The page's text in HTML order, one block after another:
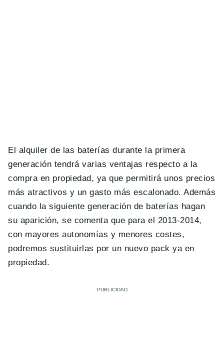
El alquiler de las baterías durante la primera
generación tendrá varias ventajas respecto a la
compra en propiedad, ya que permitirá unos precios
más atractivos y un gasto más escalonado. Además
cuando la siguiente generación de baterías hagan
su aparición, se comenta que para el 2013-2014,
con mayores autonomías y menores costes,
podremos sustituirlas por un nuevo pack ya en
propiedad.